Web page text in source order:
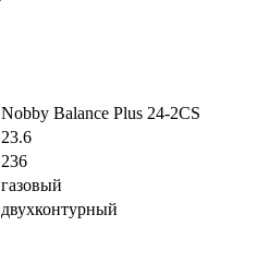
Nobby Balance Plus 24-2CS
23.6
236
газовый
двухконтурный